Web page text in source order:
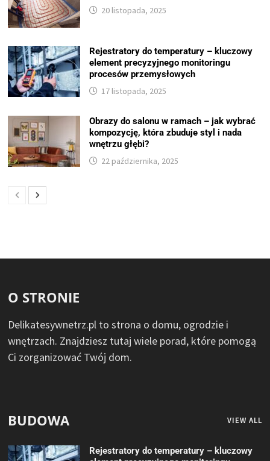
20 listopada, 2025
Rejestratory do temperatury – kluczowy
element precyzyjnego monitoringu
procesów przemysłowych
17 listopada, 2025
Obrazy do salonu w ramach – jak wybrać
kompozycję, która zbuduje styl i nada
wnętrzu głębi?
22 października, 2025
O STRONIE
Delikatesywnetrz.pl to strona o domu, ogrodzie i
wnętrzach. Znajdziesz tutaj wiele porad, które pomogą
Ci zorganizować Twój dom.
BUDOWA VIEW ALL
Rejestratory do temperatury – kluczowy